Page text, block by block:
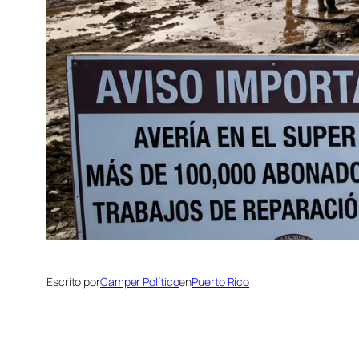
Escrito porCamper PolíticoenPuerto Rico